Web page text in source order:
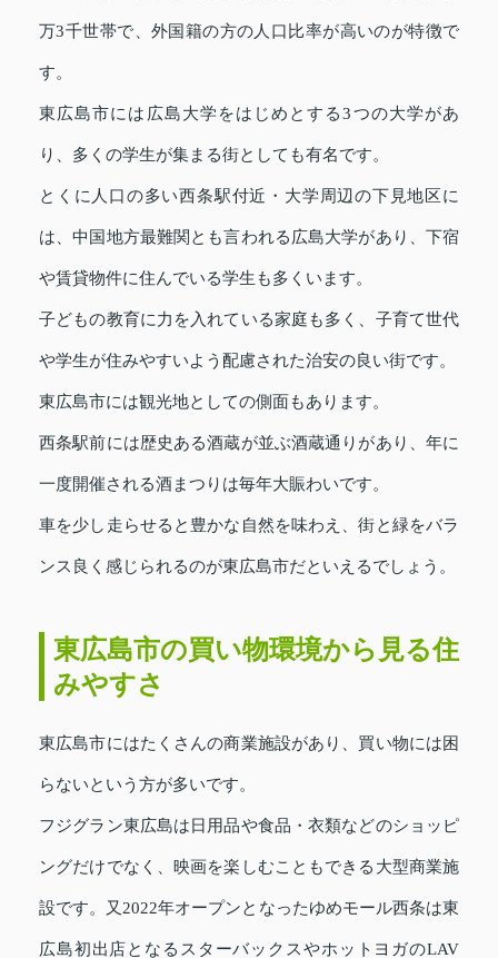
万3千世帯で、外国籍の方の人口比率が高いのが特徴で
す。
東広島市には広島大学をはじめとする3つの大学があ
り、多くの学生が集まる街としても有名です。
とくに人口の多い西条駅付近・大学周辺の下見地区に
は、中国地方最難関とも言われる広島大学があり、下宿
や賃貸物件に住んでいる学生も多くいます。
子どもの教育に力を入れている家庭も多く、子育て世代
や学生が住みやすいよう配慮された治安の良い街です。
東広島市には観光地としての側面もあります。
西条駅前には歴史ある酒蔵が並ぶ酒蔵通りがあり、年に
一度開催される酒まつりは毎年大賑わいです。
車を少し走らせると豊かな自然を味わえ、街と緑をバラ
ンス良く感じられるのが東広島市だといえるでしょう。
東広島市の買い物環境から見る住
みやすさ
東広島市にはたくさんの商業施設があり、買い物には困
らないという方が多いです。
フジグラン東広島は 日用品や食品・衣類などのショッピ
ングだけでなく、映画を楽しむこともできる大型商業施
設です。 又2022年オープンとなったゆめモール西条は東
広島初出店となるスターバックスやホットヨガのLAV